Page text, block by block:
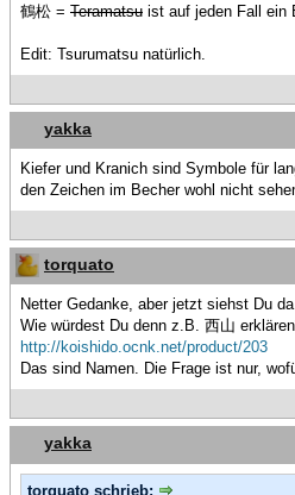
鶴松 = Teramatsu ist auf jeden Fall ein
Edit: Tsurumatsu natürlich.
yakka
Kiefer und Kranich sind Symbole für
den Zeichen im Becher wohl nicht
torquato
Netter Gedanke, aber jetzt siehst Du
Wie würdest Du denn z.B. 西山
http://koishido.ocnk.net/product/203
Das sind Namen. Die Frage ist nur,
yakka
torquato schrieb: